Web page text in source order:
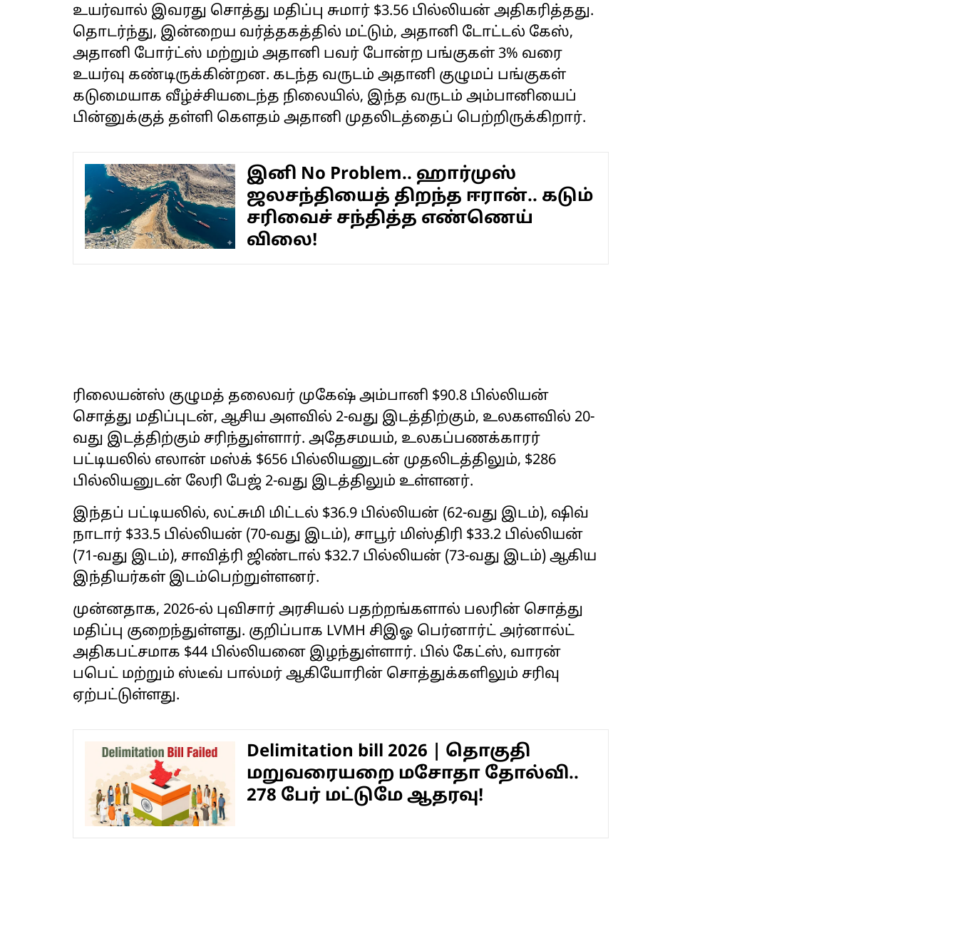
உயர்வால் இவரது சொத்து மதிப்பு சுமார் $3.56 பில்லியன் அதிகரித்தது.
தொடர்ந்து, இன்றைய வர்த்தகத்தில் மட்டும், அதானி டோட்டல் கேஸ்,
அதானி போர்ட்ஸ் மற்றும் அதானி பவர் போன்ற பங்குகள் 3% வரை
உயர்வு கண்டிருக்கின்றன. கடந்த வருடம் அதானி குழுமப் பங்குகள்
கடுமையாக வீழ்ச்சியடைந்த நிலையில், இந்த வருடம் அம்பானியைப்
பின்னுக்குத் தள்ளி கௌதம் அதானி முதலிடத்தைப் பெற்றிருக்கிறார்.
இனி No Problem.. ஹார்முஸ்
ஜலசந்தியைத் திறந்த ஈரான்.. கடும்
சரிவைச் சந்தித்த எண்ணெய்
விலை!
ரிலையன்ஸ் குழுமத் தலைவர் முகேஷ் அம்பானி $90.8 பில்லியன்
சொத்து மதிப்புடன், ஆசிய அளவில் 2-வது இடத்திற்கும், உலகளவில் 20-
வது இடத்திற்கும் சரிந்துள்ளார். அதேசமயம், உலகப்பணக்காரர்
பட்டியலில் எலான் மஸ்க் $656 பில்லியனுடன் முதலிடத்திலும், $286
பில்லியனுடன் லேரி பேஜ் 2-வது இடத்திலும் உள்ளனர்.
இந்தப் பட்டியலில், லட்சுமி மிட்டல் $36.9 பில்லியன் (62-வது இடம்), ஷிவ்
நாடார் $33.5 பில்லியன் (70-வது இடம்), சாபூர் மிஸ்திரி $33.2 பில்லியன்
(71-வது இடம்), சாவித்ரி ஜிண்டால் $32.7 பில்லியன் (73-வது இடம்) ஆகிய
இந்தியர்கள் இடம்பெற்றுள்ளனர்.
முன்னதாக, 2026-ல் புவிசார் அரசியல் பதற்றங்களால் பலரின் சொத்து
மதிப்பு குறைந்துள்ளது. குறிப்பாக LVMH சிஇஓ பெர்னார்ட் அர்னால்ட்
அதிகபட்சமாக $44 பில்லியனை இழந்துள்ளார். பில் கேட்ஸ், வாரன்
பபெட் மற்றும் ஸ்டீவ் பால்மர் ஆகியோரின் சொத்துக்களிலும் சரிவு
ஏற்பட்டுள்ளது.
Delimitation bill 2026 | தொகுதி
மறுவரையறை மசோதா தோல்வி..
278 பேர் மட்டுமே ஆதரவு!